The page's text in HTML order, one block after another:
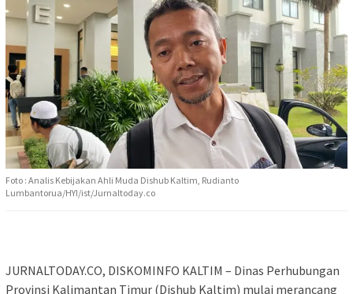
Foto : Analis Kebijakan Ahli Muda Dishub Kaltim, Rudianto
Lumbantorua/HYI/ist/Jurnaltoday.co
JURNALTODAY.CO, DISKOMINFO KALTIM – Dinas Perhubungan
Provinsi Kalimantan Timur (Dishub Kaltim) mulai merancang